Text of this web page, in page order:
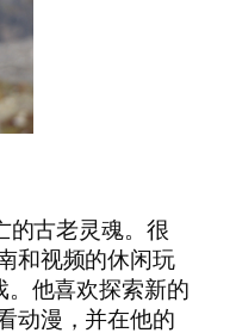
的古老灵魂。很
和视频的休闲玩
。他喜欢探索新的
动漫，并在他的